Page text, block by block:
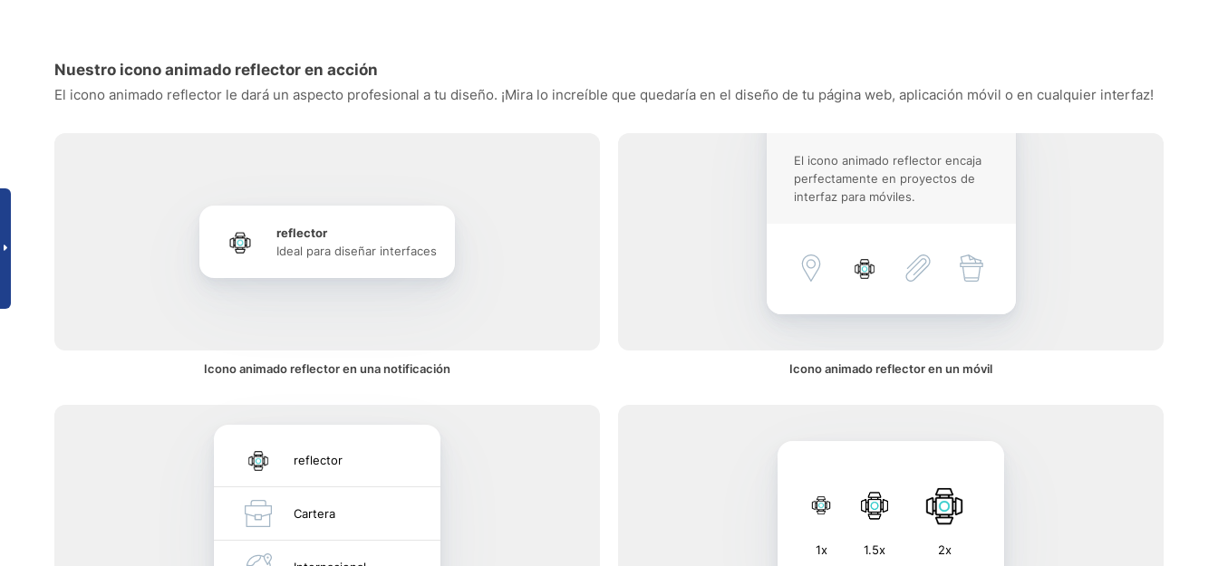
Nuestro icono animado reflector en acción
El icono animado reflector le dará un aspecto profesional a tu diseño. ¡Mira lo increíble que quedaría en el diseño de tu página web, aplicación móvil o en cualquier interfaz!
reflector
Ideal para diseñar interfaces
Icono animado reflector en una notificación
El icono animado reflector encaja
perfectamente en proyectos de
interfaz para móviles.
Icono animado reflector en un móvil
reflector
Cartera
1x 1.5x 2x